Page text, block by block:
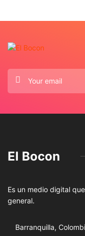
El Bocon
Es un medio digital
general.
Barranquilla,